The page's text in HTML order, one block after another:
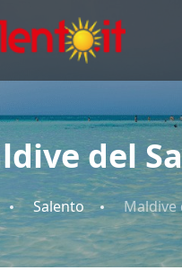
del
Salento Maldive